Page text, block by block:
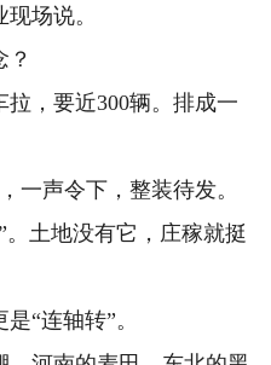
场说。
，要近300辆。排成一
声令下，整装待发。
土地没有它，庄稼就挺
“连轴转”。